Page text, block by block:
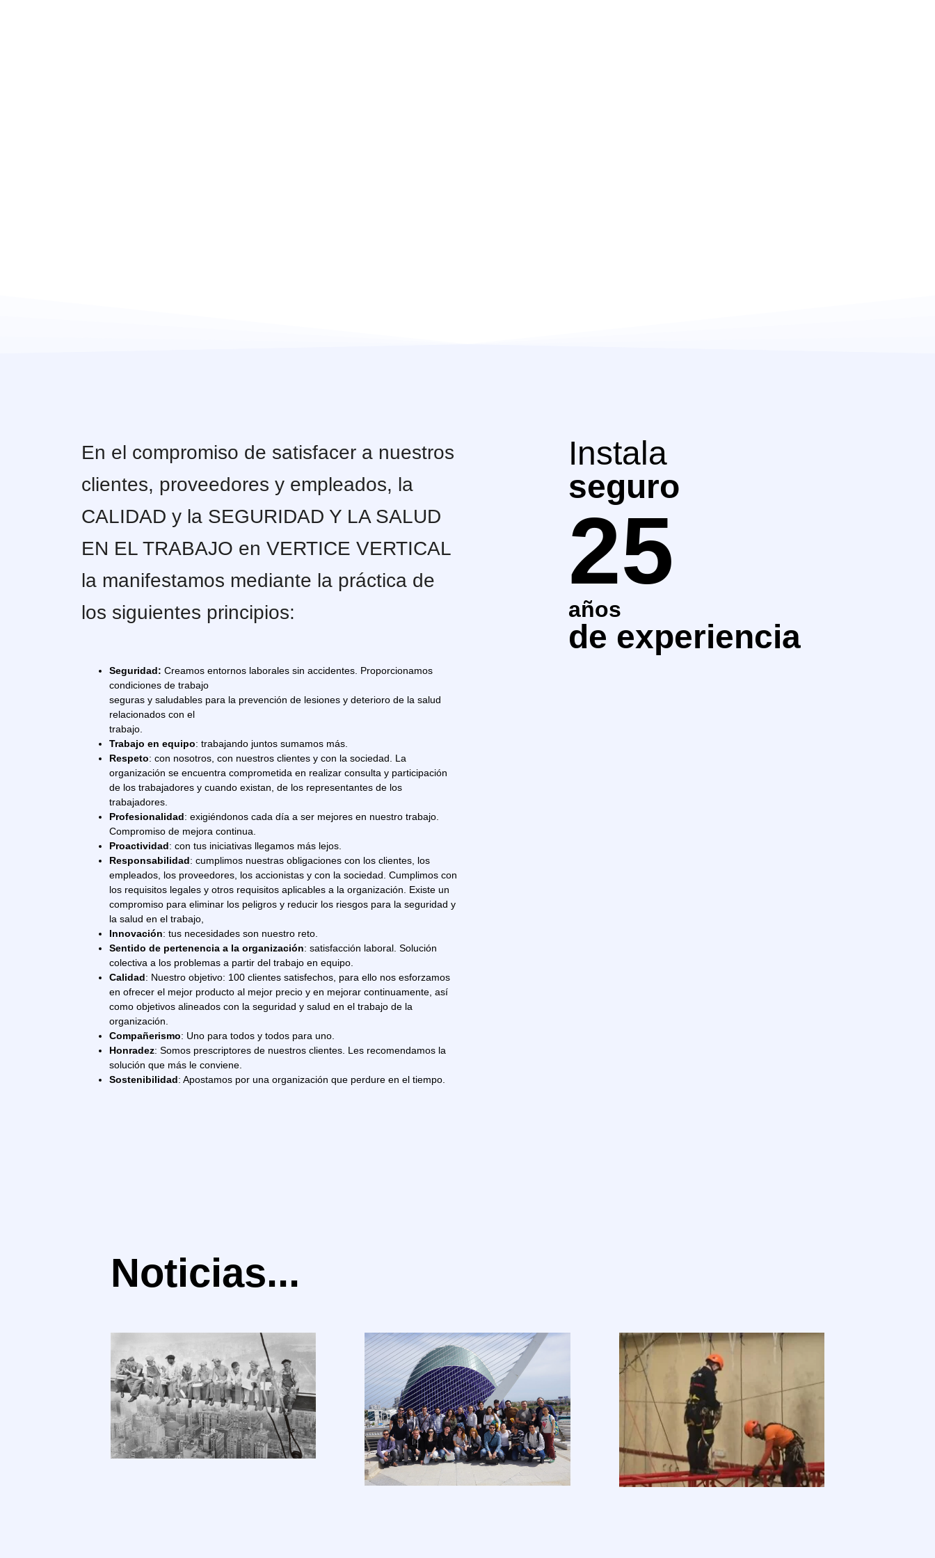
En el compromiso de satisfacer a nuestros
clientes, proveedores y empleados, la
CALIDAD y la SEGURIDAD Y LA SALUD
EN EL TRABAJO en VERTICE VERTICAL
la manifestamos mediante la práctica de
los siguientes principios:
Seguridad: Creamos entornos laborales sin accidentes. Proporcionamos
condiciones de trabajo
seguras y saludables para la prevención de lesiones y deterioro de la salud
relacionados con el
trabajo.
Trabajo en equipo: trabajando juntos sumamos más.
Respeto: con nosotros, con nuestros clientes y con la sociedad. La
organización se encuentra comprometida en realizar consulta y participación
de los trabajadores y cuando existan, de los representantes de los
trabajadores.
Profesionalidad: exigiéndonos cada día a ser mejores en nuestro trabajo.
Compromiso de mejora continua.
Proactividad: con tus iniciativas llegamos más lejos.
Responsabilidad: cumplimos nuestras obligaciones con los clientes, los
empleados, los proveedores, los accionistas y con la sociedad. Cumplimos con
los requisitos legales y otros requisitos aplicables a la organización. Existe un
compromiso para eliminar los peligros y reducir los riesgos para la seguridad y
la salud en el trabajo,
Innovación: tus necesidades son nuestro reto.
Sentido de pertenencia a la organización: satisfacción laboral. Solución
colectiva a los problemas a partir del trabajo en equipo.
Calidad: Nuestro objetivo: 100 clientes satisfechos, para ello nos esforzamos
en ofrecer el mejor producto al mejor precio y en mejorar continuamente, así
como objetivos alineados con la seguridad y salud en el trabajo de la
organización.
Compañerismo: Uno para todos y todos para uno.
Honradez: Somos prescriptores de nuestros clientes. Les recomendamos la
solución que más le conviene.
Sostenibilidad: Apostamos por una organización que perdure en el tiempo.
Instala
seguro
25
años
de experiencia
Noticias...